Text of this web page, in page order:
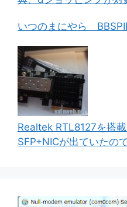
いつのまにやら
Realtek RTL8127を搭
SFP+NICが出ていたので